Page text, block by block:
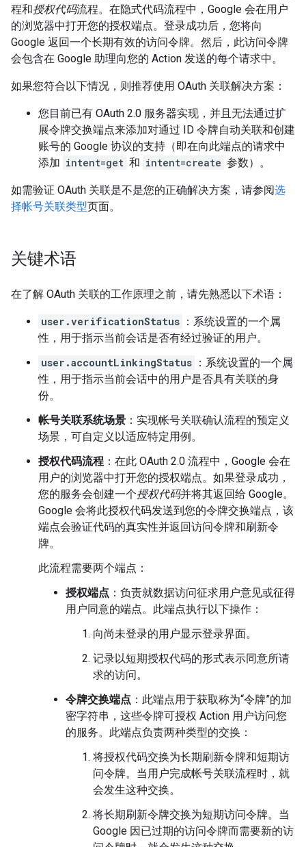
程和授权代码流程。在隐式代码流程中，Google 会在用户
的浏览器中打开您的授权端点。登录成功后，您将向
Google 返回一个长期有效的访问令牌。然后，此访问令牌
会包含在 Google 助理向您的 Action 发送的每个请求中。
如果您符合以下情况，则推荐使用 OAuth 关联解决方案：
您目前已有 OAuth 2.0 服务器实现，并且无法通过扩
展令牌交换端点来添加对通过 ID 令牌自动关联和创建
账号的 Google 协议的支持（即在向此端点的请求中
添加 intent=get 和 intent=create 参数）。
如需验证 OAuth 关联是不是您的正确解决方案，请参阅选
择帐号关联类型页面。
关键术语
在了解 OAuth 关联的工作原理之前，请先熟悉以下术语：
user.verificationStatus ：系统设置的一个属
性，用于指示当前会话是否有经过验证的用户。
user.accountLinkingStatus ：系统设置的一个属
性，用于指示当前会话中的用户是否具有关联的身
份。
帐号关联系统场景 ：实现帐号关联确认流程的预定义
场景，可自定义以适应特定用例。
授权代码流程 ：在此 OAuth 2.0 流程中，Google 会在
用户的浏览器中打开您的授权端点。如果登录成功，
您的服务会创建一个授权代码并将其返回给 Google。
Google 会将此授权代码发送到您的令牌交换端点，该
端点会验证代码的真实性并返回访问令牌和刷新令
牌。
此流程需要两个端点：
授权端点 ：负责就数据访问征求用户意见或征得
用户同意的端点。此端点执行以下操作：
向尚未登录的用户显示登录界面。
记录以短期授权代码的形式表示同意所请
求的访问。
令牌交换端点 ：此端点用于获取称为“令牌”的加
密字符串，这些令牌可授权 Action 用户访问您
的服务。 此端点负责两种类型的交换：
将授权代码交换为长期刷新令牌和短期访
问令牌。当用户完成帐号关联流程时，就
会发生这种交换。
将长期刷新令牌交换为短期访问令牌。当
Google 因已过期的访问令牌而需要新的访